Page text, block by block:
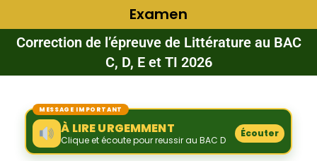
Examen
Correction de l’épreuve de Littérature au BAC
C, D, E et TI 2026
MESSAGE IMPORTANT
À LIRE URGEMMENT
Clique et écoute pour reussir au BAC D
Écouter